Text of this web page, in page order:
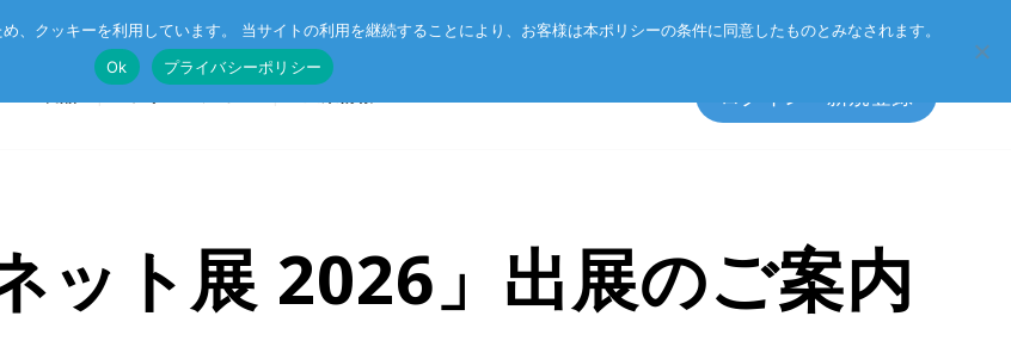
Eurotechグループ お客様サポート お問い合わせ
ログイン・新規登録
System on Module (SoM)
CompactPCIボード
エッジソフトウェア
アクセサリ
受託開発
企業向けAI
総合カタログのダウンロード マネジメント方針
CSR
ット展 2026」出展のご案内
、クッキーを利用しています。 当サイトの利用を継続することにより、お客様は本ポリシーの条件に同意したものとみなされます。
Ok
プライバシーポリシー